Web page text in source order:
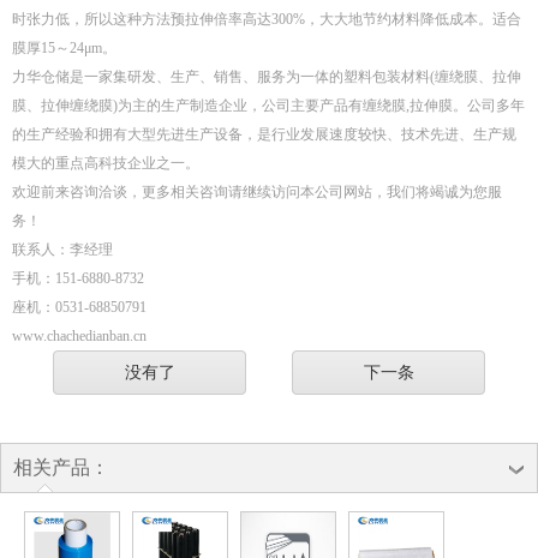
时张力低，所以这种方法预拉伸倍率高达300%，大大地节约材料降低成本。适合
膜厚15～24μm。
力华仓储是一家集研发、生产、销售、服务为一体的塑料包装材料(缠绕膜、拉伸
膜、拉伸缠绕膜)为主的生产制造企业，公司主要产品有缠绕膜,拉伸膜。公司多年
的生产经验和拥有大型先进生产设备，是行业发展速度较快、技术先进、生产规
模大的重点高科技企业之一。
欢迎前来咨询洽谈，更多相关咨询请继续访问本公司网站，我们将竭诚为您服
务！
联系人：李经理
手机：151-6880-8732
座机：0531-68850791
www.chachedianban.cn
没有了 下一条
相关产品：